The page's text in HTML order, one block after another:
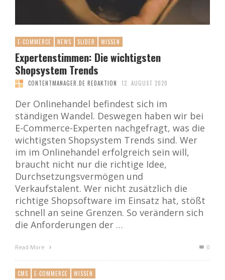
E-COMMERCE NEWS SLIDER WISSEN
Expertenstimmen: Die wichtigsten
Shopsystem Trends
CONTENTMANAGER.DE REDAKTION 12. AUGUST 2020
Der Onlinehandel befindest sich im
ständigen Wandel. Deswegen haben wir bei
E-Commerce-Experten nachgefragt, was die
wichtigsten Shopsystem Trends sind. Wer
im im Onlinehandel erfolgreich sein will,
braucht nicht nur die richtige Idee,
Durchsetzungsvermögen und
Verkaufstalent. Wer nicht zusätzlich die
richtige Shopsoftware im Einsatz hat, stößt
schnell an seine Grenzen. So verändern sich
die Anforderungen der …
Read More 0
CMS E-COMMERCE WISSEN